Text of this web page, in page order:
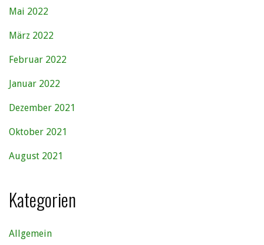
Mai 2022
März 2022
Februar 2022
Januar 2022
Dezember 2021
Oktober 2021
August 2021
Kategorien
Allgemein